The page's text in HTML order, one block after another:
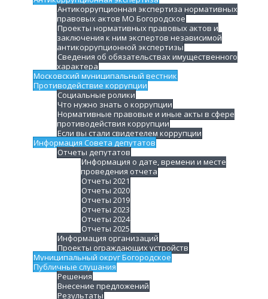
Антикоррупционная экспертиза нормативных
правовых актов МО Богородское
Проекты нормативных правовых актов и
заключения к ним экспертов независимой
антикоррупционной экспертизы
Сведения об обязательствах имущественного
характера
Московский муниципальный вестник
Противодействие коррупции
Социальные ролики
Что нужно знать о коррупции
Нормативные правовые и иные акты в сфере
противодействия коррупции
Если вы стали свидетелем коррупции
Информация Совета депутатов
Отчеты депутатов
Информация о дате, времени и месте
проведения отчета
Отчеты 2021
Отчеты 2020
Отчеты 2019
Отчеты 2023
Отчеты 2024
Отчеты 2025
Информация организаций
Проекты ограждающих устройств
Муниципальный округ Богородское
Публичные слушания
Решения
Внесение предложений
Результаты